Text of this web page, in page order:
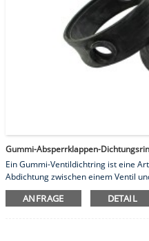
Gummi-Absperrklappen-
Ein Gummi-Ventildichtring ist eine
Abdichtung zwischen einem Ventil
sorgt.Der Ring ist so konzipiert, dass
eine luftdichte Abdichtung schafft,
ANFRAGE DETAIL